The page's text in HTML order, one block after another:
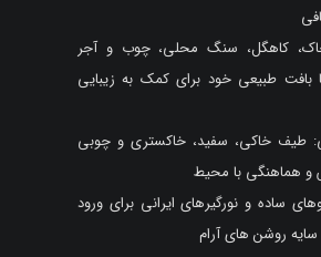
کاهگل، سنگ محلی، چوب و آجر
بافت طبیعی خود برای کمک به زیبایی
طیف خاکی، سفید، خاکستری و چوبی
و هماهنگی با محیط
ساده و نورگیرهای ایرانی برای ورود
سایه روشن های آرام